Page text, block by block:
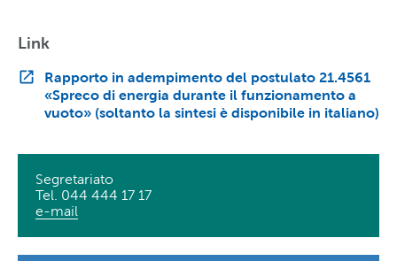
Link
Rapporto in adempimento del postulato 21.4561
«Spreco di energia durante il funzionamento a
vuoto» (soltanto la sintesi è disponibile in italiano)
Segretariato
Tel. 044 444 17 17
e-mail